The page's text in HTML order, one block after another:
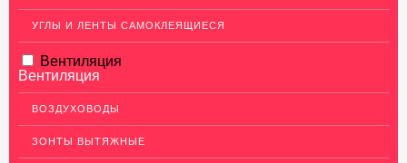
Полоса из нержавейки
Нержавеющие трубы
ПВЛ-листы
Сетка из нержавейки
МЕДНЫЙ ПРОКАТ
УГЛЫ И ЛЕНТЫ САМОКЛЕЯЩИЕСЯ
Вентиляция
Вентиляция
ВОЗДУХОВОДЫ
ЗОНТЫ ВЫТЯЖНЫЕ